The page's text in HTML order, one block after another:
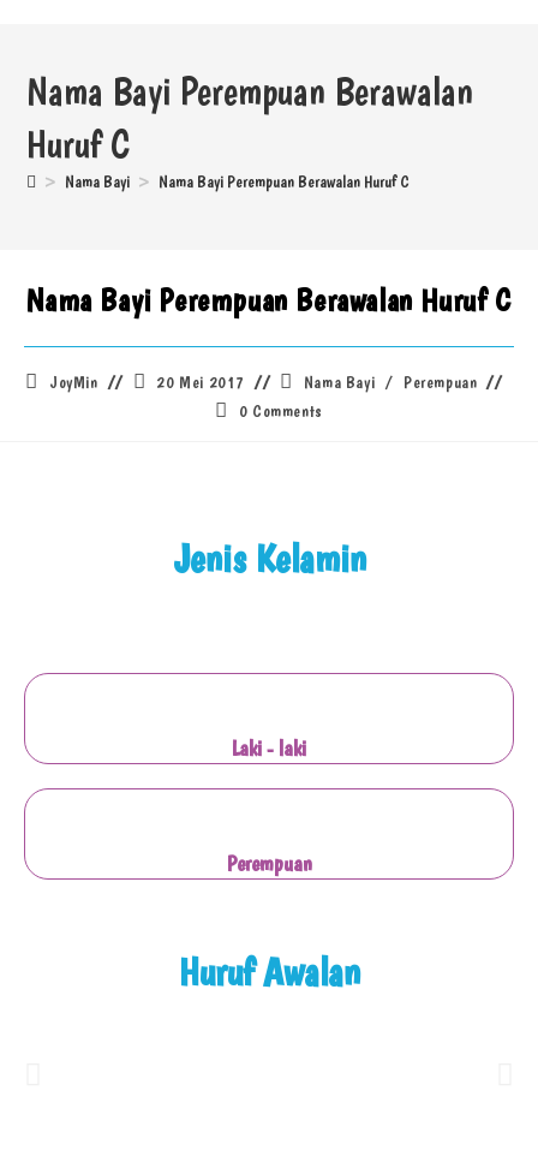
Nama Bayi Perempuan Berawalan
Huruf C
> Nama Bayi > Nama Bayi Perempuan Berawalan Huruf C
Nama Bayi Perempuan Berawalan Huruf C
JoyMin 20 Mei 2017 Nama Bayi /
Perempuan
0 Comments
Jenis Kelamin
Laki - laki
Perempuan
Huruf Awalan